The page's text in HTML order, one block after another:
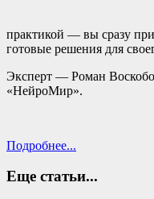
практикой — вы сразу
готовые решения для
Эксперт — Роман
«НейроМир».
Подробнее...
Еще статьи...